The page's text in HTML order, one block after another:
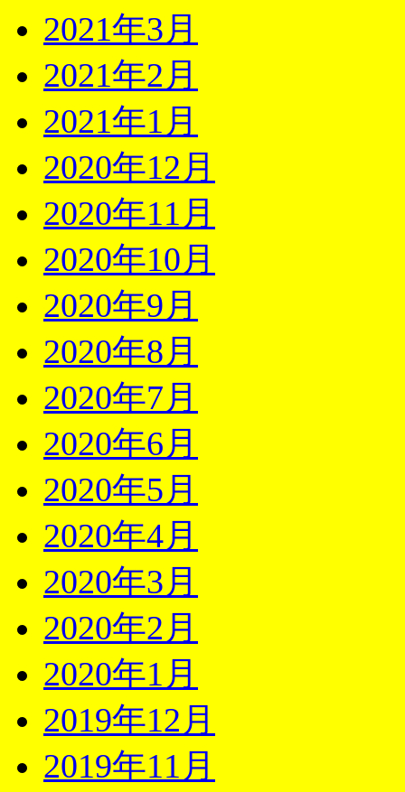
2021年3月
2021年2月
2021年1月
2020年12月
2020年11月
2020年10月
2020年9月
2020年8月
2020年7月
2020年6月
2020年5月
2020年4月
2020年3月
2020年2月
2020年1月
2019年12月
2019年11月